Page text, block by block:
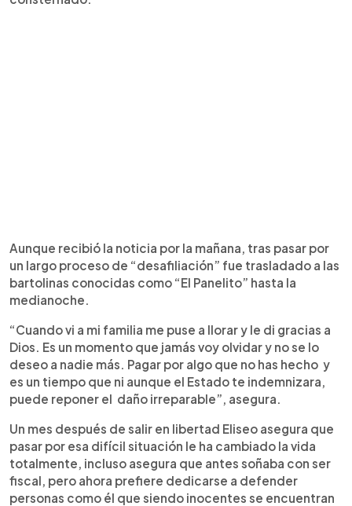
Aunque recibió la noticia por la mañana, tras pasar por
un largo proceso de “desafiliación” fue trasladado a las
bartolinas conocidas como “El Panelito” hasta la
medianoche.
“Cuando vi a mi familia me puse a llorar y le di gracias a
Dios. Es un momento que jamás voy olvidar y no se lo
deseo a nadie más. Pagar por algo que no has hecho y
es un tiempo que ni aunque el Estado te indemnizara,
puede reponer el daño irreparable”, asegura.
Un mes después de salir en libertad Eliseo asegura que
pasar por esa difícil situación le ha cambiado la vida
totalmente, incluso asegura que antes soñaba con ser
fiscal, pero ahora prefiere dedicarse a defender
personas como él que siendo inocentes se encuentran